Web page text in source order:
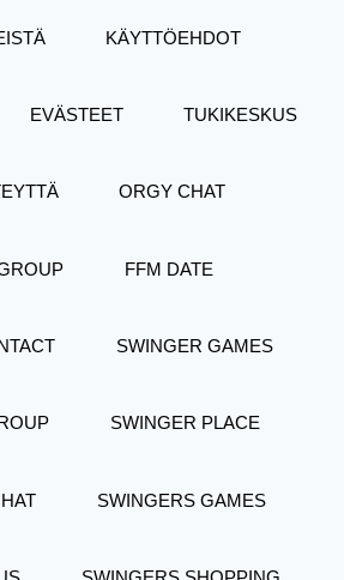
KÄYTTÖEHDOT
EVÄSTEET TUKIKESKUS
ORGY CHAT
FFM DATE
SWINGER GAMES
SWINGER PLACE
SWINGERS GAMES